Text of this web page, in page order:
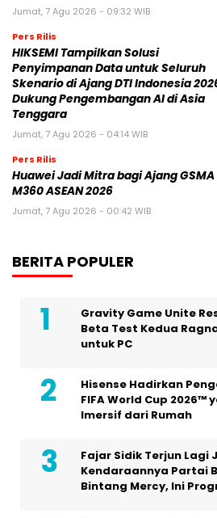
Jumat, 7 Agu 2026 - 09:32 WIB
Pers Rilis
HIKSEMI Tampilkan Solusi
Penyimpanan Data untuk Seluruh
Skenario di Ajang DTI Indonesia
Dukung Pengembangan AI di Asia
Tenggara
Jumat, 7 Agu 2026 - 04:14 WIB
Pers Rilis
Huawei Jadi Mitra bagi Ajang GSMA
M360 ASEAN 2026
Jumat, 7 Agu 2026 - 00:42 WIB
BERITA POPULER
Gravity Game Unite
Beta Test Kedua
untuk PC
Hisense Hadirkan
FIFA World Cup 2026™
Imersif dari Rumah
Fajar Sidik Terjun Lagi
Kendaraannya Partai
Bintang Mercy, Ini